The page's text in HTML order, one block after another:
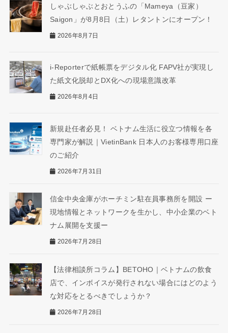
しゃぶしゃぶとおとうふの「Mameya（豆家）
Saigon」が8月8日（土）レタントンにオープン！
2026年8月7日
i-Reporterで紙帳票をデジタル化 FAPV社が実現し
た紙文化脱却とDX化への現場意識改革
2026年8月4日
新規赴任者必見！ ベトナム生活に役立つ情報を各
専門家が解説｜VietinBank 日本人のお客様専用口座
のご紹介
2026年7月31日
信金中央金庫がホーチミン駐在員事務所を開設 ー
現地情報とネットワークを生かし、中小企業のベト
ナム展開を支援ー
2026年7月28日
【法律相談所コラム】BETOHO｜ベトナムの飲食
店で、インボイスが発行されない場合にはどのよう
な対応をとるべきでしょうか？
2026年7月28日